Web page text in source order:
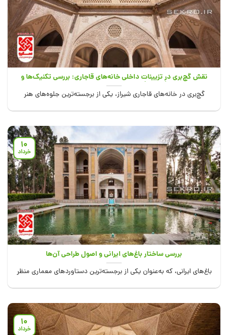
نقش گچ‌بری در تزیینات داخلی خانه‌های قاجاری: بررسی تکنیک‌ها و
الگوهای گچ‌بری در خانه‌های تاریخی شیراز
گچ‌بری در خانه‌های قاجاری شیراز، یکی از برجسته‌ترین جلوه‌های هنر
بررسی ساختار باغ‌های ایرانی و اصول طراحی آن‌ها
باغ‌های ایرانی، که به‌عنوان یکی از برجسته‌ترین دستاوردهای معماری منظر
10
خرداد
10
خرداد